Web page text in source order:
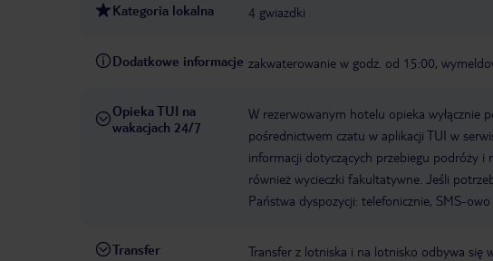
Kategoria lokalna 4 gwiazdki
Dodatkowe informacje zakwaterowanie w godz. od 15:00,
Opieka TUI na
wakacjach 24/7
W rezerwowanym hotelu opieka wyłącznie
pośrednictwem czatu w aplikacji TUI w
informacji dotyczących przebiegu podróży i
również wycieczki fakultatywne. Jeśli
Państwa dyspozycji: telefonicznie, SMS-
Transfer Transfer z lotniska i na lotnisko odbywa się